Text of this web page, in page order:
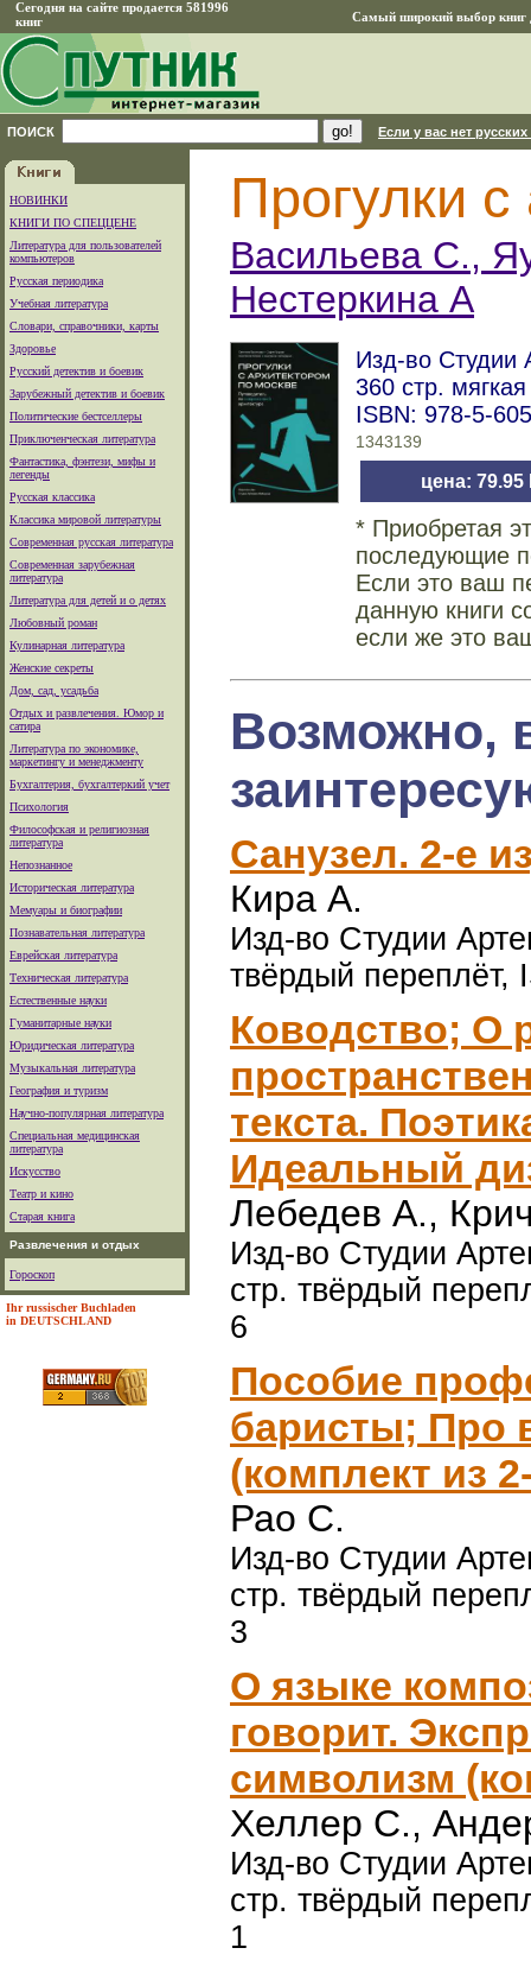
Сегодня на сайте продается 581996
книг
Самый широкий выбор книг
ПОИСК Если у вас нет
НОВИНКИ
КНИГИ ПО СПЕЦЦЕНЕ
Литература для пользователей
компьютеров
Русская периодика
Учебная литература
Словари, справочники, карты
Здоровье
Русский детектив и боевик
Зарубежный детектив и боевик
Политические бестселлеры
Приключенческая литература
Фантастика, фэнтези, мифы и
легенды
Русская классика
Классика мировой литературы
Современная русская литература
Современная зарубежная
литература
Литература для детей и о детях
Любовный роман
Кулинарная литература
Женские секреты
Дом, сад, усадьба
Отдых и развлечения. Юмор и
сатира
Литература по экономике,
маркетингу и менеджменту
Бухгалтерия, бухгалтеркий учет
Психология
Философская и религиозная
литература
Непознанное
Историческая литература
Мемуары и биографии
Познавательная литература
Еврейская литература
Техническая литература
Естественные науки
Гуманитарные науки
Юридическая литература
Музыкальная литература
География и туризм
Научно-популярная литература
Специальная медицинская
литература
Искусство
Театр и кино
Старая книга
Развлечения и отдых
Гороскоп
Ihr russischer Buchladen
in DEUTSCHLAND
Прогулки
Васильева С.,
Нестеркина А
Изд-во Студии
360 стр.
ISBN: 978-5-
1343139
цена: 79.95
* Приобретая
последующие
Если это ваш
данную книги
если же это
Возможно,
Санузел. 2-е
Кира А.
Изд-во Студии
твёрдый переплёт,
Ководство; О
текста.
Идеальный
Лебедев А.,
Изд-во Студии
стр. твёрдый
6
Пособие
баристы; Про
(комплект из
Рао С.
Изд-во Студии
стр. твёрдый
3
О языке
говорит.
символизм
Хеллер С.,
Изд-во Студии
стр. твёрдый
1